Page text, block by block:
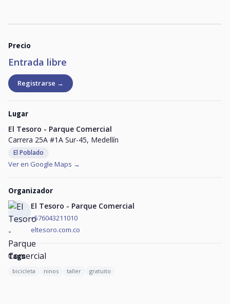
Precio
Entrada libre
Registrarse →
Lugar
El Tesoro - Parque Comercial
Carrera 25A #1A Sur-45, Medellín
El Poblado
Ver en Google Maps →
Organizador
El Tesoro - Parque Comercial
+576043211010
eltesoro.com.co
Tags
bicicleta ninos taller gratuito